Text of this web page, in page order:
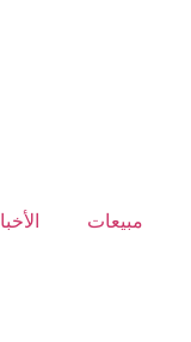
مبيعات